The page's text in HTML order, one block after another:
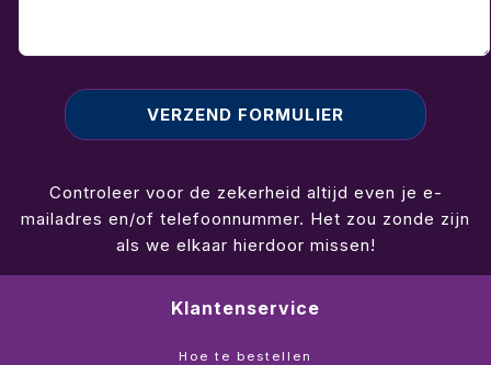
Controleer voor de zekerheid altijd even je e-
mailadres en/of telefoonnummer. Het zou zonde zijn
als we elkaar hierdoor missen!
Klantenservice
Hoe te bestellen